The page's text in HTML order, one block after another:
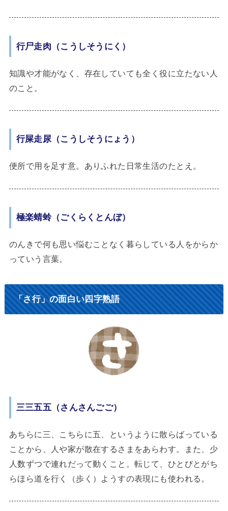
行尸走肉（こうしそうにく）
知識や才能がなく、存在していても全く役に立たない人
のこと。
行屎走尿（こうしそうにょう）
便所で用を足す意。ありふれた日常生活のたとえ。
極楽蜻蛉（ごくらくとんぼ）
のんきで何も思い悩むことなく暮らしている人をからか
っていう言葉。
「さ行」の面白い四字熟語
三三五五（さんさんごご）
あちらに三、こちらに五、というように散らばっている
ことから、人や家が散在するさまをあらわす。また、少
人数ずつで連れだって動くこと。転じて、ひとびとがち
らほら道を行く（歩く）ようすの表現にも使われる。